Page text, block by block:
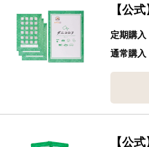
【公
定期購入
通常購入
【公